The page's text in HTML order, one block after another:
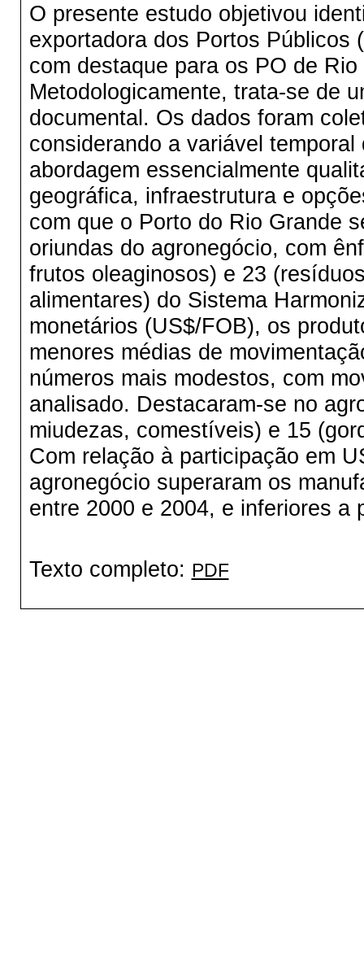
O presente estudo objetivou
exportadora dos Portos Públicos
com destaque para os PO de
Metodologicamente, trata-se de
documental. Os dados foram
considerando a variável
abordagem essencialmente
geográfica, infraestrutura e
com que o Porto do Rio Grande
oriundas do agronegócio, com
frutos oleaginosos) e 23
alimentares) do Sistema
monetários (US$/FOB), os
menores médias de
números mais modestos, com
analisado. Destacaram-se no
miudezas, comestíveis) e 15
Com relação à participação em
agronegócio superaram os
entre 2000 e 2004, e inferiores a
Texto completo: PDF